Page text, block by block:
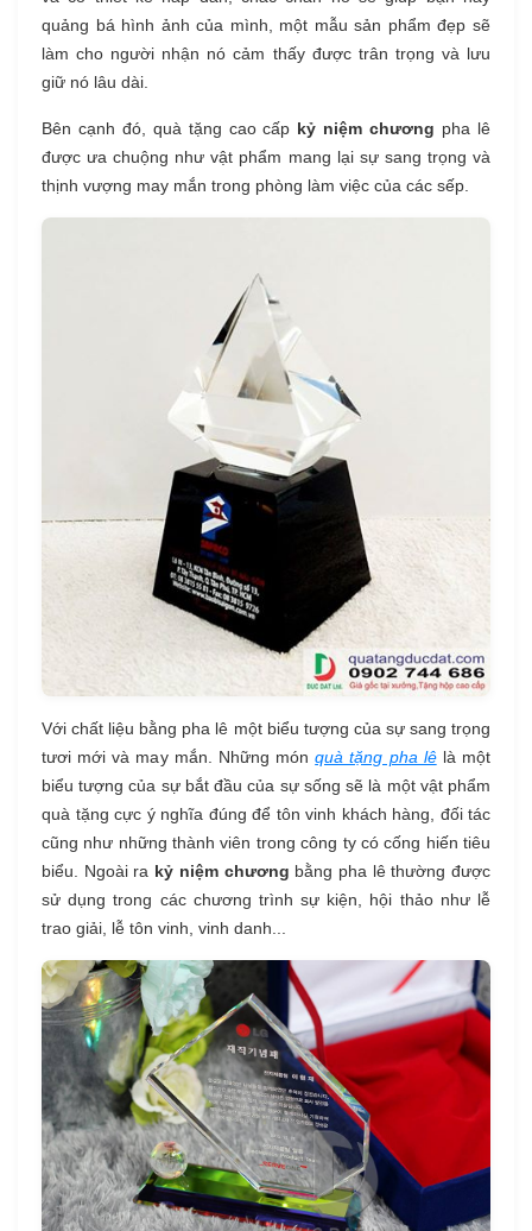
quảng bá hình ảnh của mình, một mẫu sản phẩm đẹp sẽ
làm cho người nhận nó cảm thấy được trân trọng và lưu
giữ nó lâu dài.
Bên cạnh đó, quà tặng cao cấp kỷ niệm chương pha lê
được ưa chuộng như vật phẩm mang lại sự sang trọng và
thịnh vượng may mắn trong phòng làm việc của các sếp.
Với chất liệu bằng pha lê một biểu tượng của sự sang trọng
tươi mới và may mắn. Những mónquà tặng pha lêlà một
biểu tượng của sự bắt đầu của sự sống sẽ là một vật phẩm
quà tặng cực ý nghĩa đúng để tôn vinh khách hàng, đối tác
cũng như những thành viên trong công ty có cống hiến tiêu
biểu. Ngoài ra kỷ niệm chương bằng pha lê thường được
sử dụng trong các chương trình sự kiện, hội thảo như lễ
trao giải, lễ tôn vinh, vinh danh...